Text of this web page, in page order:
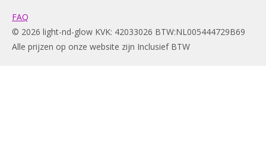
FAQ
© 2026 light-nd-glow KVK: 42033026 BTW:NL005444729B69
Alle prijzen op onze website zijn Inclusief BTW